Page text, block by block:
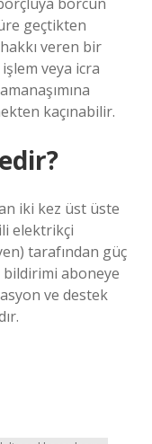
geçtikten
veren bir
veya icra
kaçınabilir.
iki kez üst üste
elektrikçi
tarafından güç
bildirimi aboneye
ve destek